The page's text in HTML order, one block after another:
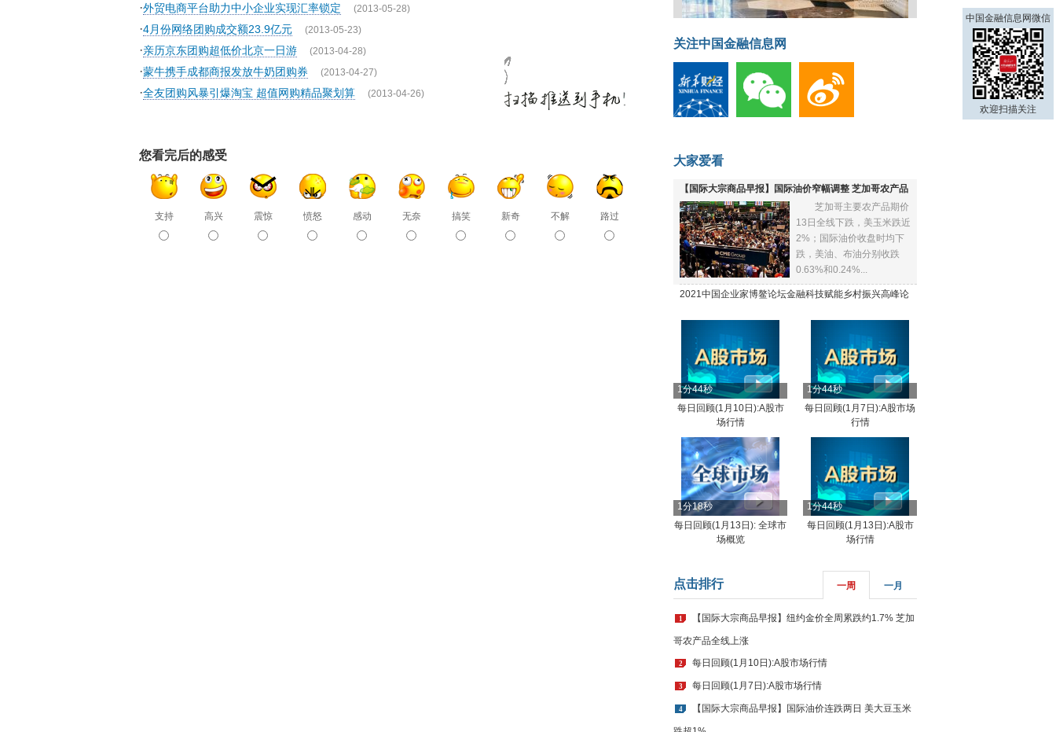
·外贸电商平台助力中小企业实现汇率锁定 (2013-05-28)
·4月份网络团购成交额23.9亿元 (2013-05-23)
·亲历京东团购超低价北京一日游 (2013-04-28)
·蒙牛携手成都商报发放牛奶团购券 (2013-04-27)
·全友团购风暴引爆淘宝 超值网购精品聚划算 (2013-04-26)
您看完后的感受
支持 高兴 震惊 愤怒 感动 无奈 搞笑 新奇 不解 路过
关注中国金融信息网
大家爱看
【国际大宗商品早报】国际油价窄幅调整 芝加哥农产品
全线下跌
芝加哥主要农产品期价
13日全线下跌，美玉米跌近
2%；国际油价收盘时均下
跌，美油、布油分别收跌
0.63%和0.24%...
2021中国企业家博鳌论坛金融科技赋能乡村振兴高峰论
1分44秒
每日回顾(1月10日):A股市
场行情
1分44秒
每日回顾(1月7日):A股市场
行情
1分18秒
每日回顾(1月13日): 全球市
场概览
1分44秒
每日回顾(1月13日):A股市
场行情
点击排行 一周 一月
1 【国际大宗商品早报】纽约金价全周累跌约1.7% 芝加
哥农产品全线上涨
2 每日回顾(1月10日):A股市场行情
3 每日回顾(1月7日):A股市场行情
4 【国际大宗商品早报】国际油价连跌两日 美大豆玉米
中国金融信息网微信
欢迎扫描关注